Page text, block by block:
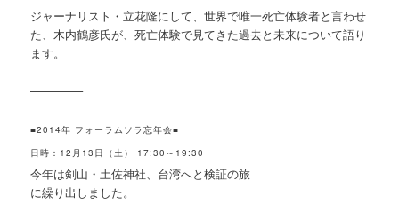
ジャーナリスト・立花隆にして、世界で唯一死亡体験者と言わせ
た、木内鶴彦氏が、死亡体験で見てきた過去と未来について語り
ます。
————–
■2014年 フォーラムソラ忘年会■
日時：12月13日（土） 17:30～19:30
今年は剣山・土佐神社、台湾へと検証の旅
に繰り出しました。